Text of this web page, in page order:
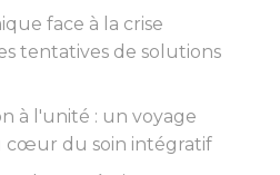
face à la crise
tentatives de solutions
à l'unité : un voyage
cœur du soin intégratif